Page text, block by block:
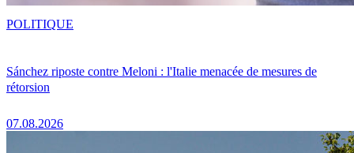
Sánchez riposte contre Meloni : l'Italie menacée de mesures de
rétorsion
07.08.2026
POLITIQUE